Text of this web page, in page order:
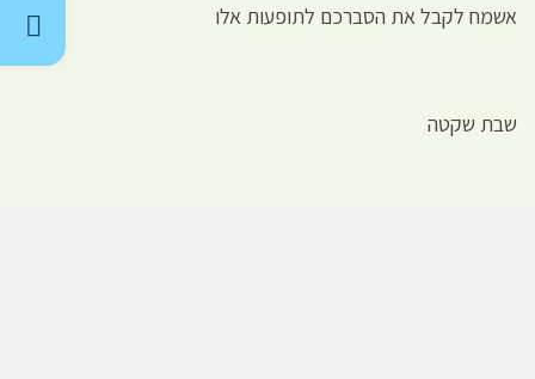
אשמח לקבל את הסברכם לתופעות אלו
שבת שקטה